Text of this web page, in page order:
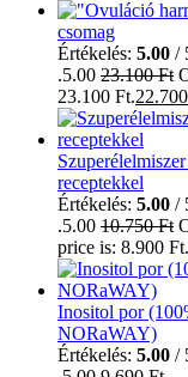
csomag
Értékelés: 5.00 /
.5.00 23.100Ft
23.100 Ft.22.700
receptekkel
Értékelés: 5.00 /
.5.00 10.750Ft
price is: 8.900 Ft.
Inositol por
NORaWAY)
Értékelés: 5.00 /